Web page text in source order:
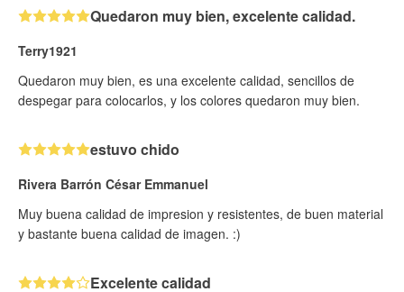
Quedaron muy bien, excelente calidad.
Terry1921
Quedaron muy bien, es una excelente calidad, sencillos de
despegar para colocarlos, y los colores quedaron muy bien.
estuvo chido
Rivera Barrón César Emmanuel
Muy buena calidad de impresion y resistentes, de buen material
y bastante buena calidad de imagen. :)
Excelente calidad